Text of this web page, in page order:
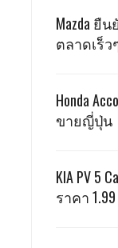
Mazda ยื
ตลาดเร็ว
Honda
ขายญี่ปุ่น
KIA PV 5
ราคา